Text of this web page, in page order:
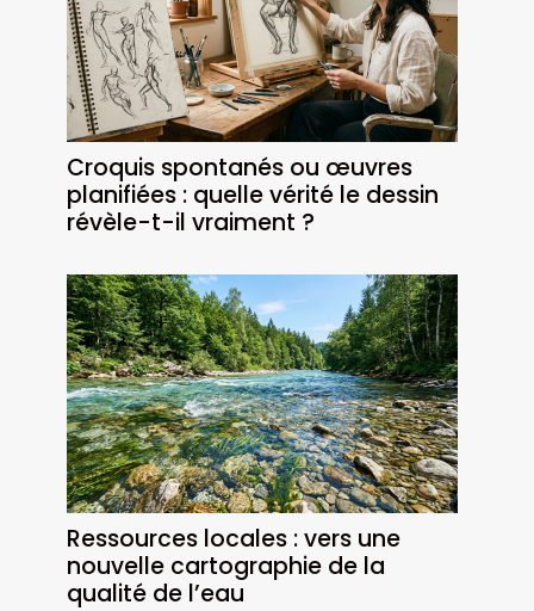
Croquis spontanés ou œuvres
planifiées : quelle vérité le dessin
révèle-t-il vraiment ?
Ressources locales : vers une
nouvelle cartographie de la
qualité de l’eau